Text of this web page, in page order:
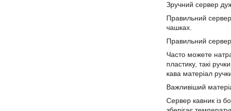
Зручний сервер
Правильний
чашках.
Правильний сервер
Часто можете
пластику, такі
кава матеріал
Важливіший
Сервер кавник із